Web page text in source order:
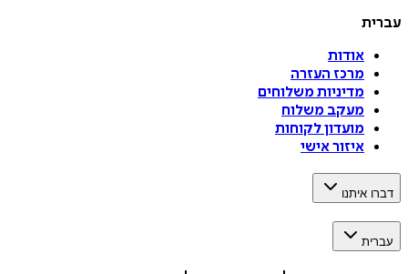
עברית
אודות
מרכז העזרה
מדיניות משלוחים
מעקב משלוח
מועדון לקוחות
איזור אישי
דברו איתנו
עברית